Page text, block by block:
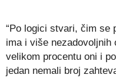
“Po logici stvari, čim se
ima i više nezadovoljnih
velikom procentu oni i
jedan nemali broj